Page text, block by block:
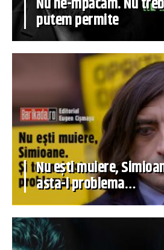
putem permite
Nu ești muiere,
asta-i problema…